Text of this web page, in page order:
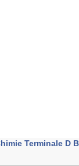
Terminale D